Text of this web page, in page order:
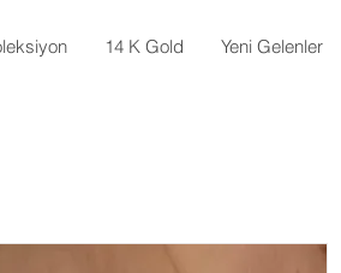
14 K Gold Yeni Gelenler